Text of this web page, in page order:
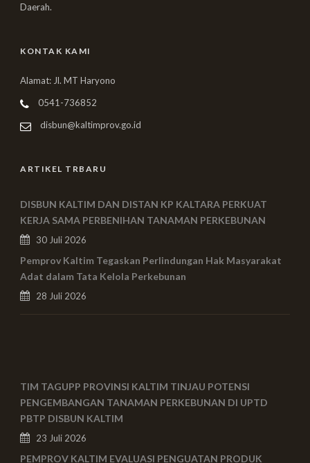
Daerah.
KONTAK KAMI
Alamat: Jl. MT Haryono
0541-736852
disbun@kaltimprov.go.id
ARTIKEL TRBARU
DISBUN KALTIM DAN DISTAN KP KALTARA PERKUAT
KERJA SAMA PERBENIHAN TANAMAN PERKEBUNAN
30 Juli 2026
Pemprov Kaltim Tegaskan Perlindungan Hak Masyarakat
Adat dalam Tata Kelola Perkebunan
28 Juli 2026
TIM TAGUPP PROVINSI KALTIM TINJAU POTENSI
PENGEMBANGAN TANAMAN PERKEBUNAN DI UPTD
PBTP DISBUN KALTIM
23 Juli 2026
PEMPROV KALTIM EVALUASI PENGUATAN PRODUK